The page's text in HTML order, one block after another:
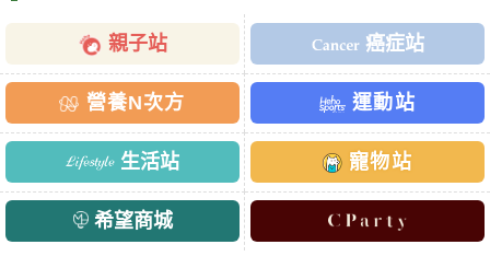
親子站 癌症站
營養N次方 運動站
生活站 寵物站
希望商城